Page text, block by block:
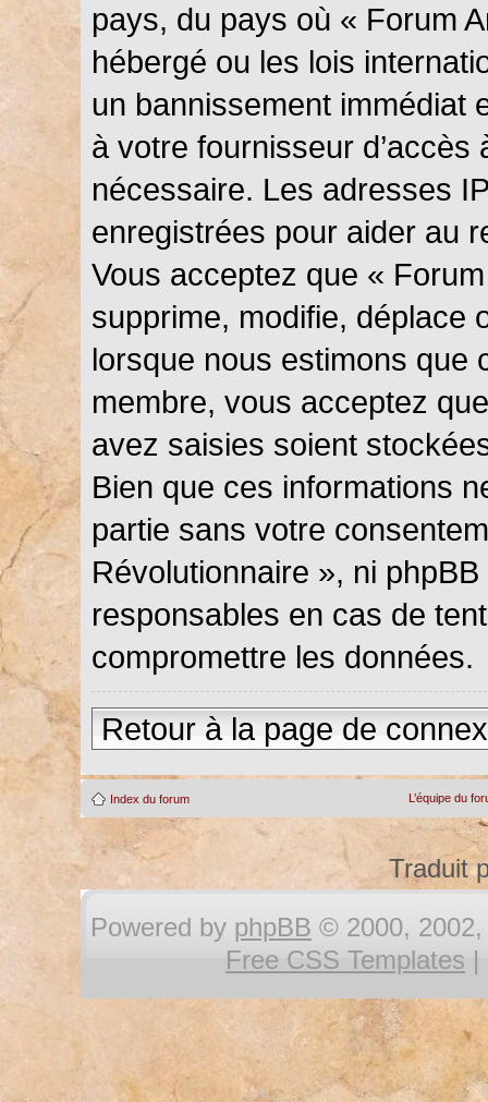
pays, du pays où « Forum
hébergé ou les lois
un bannissement immédiat
à votre fournisseur
nécessaire. Les adresses
enregistrées pour aider au
Vous acceptez que «
supprime, modifie, déplace
lorsque nous estimons que
membre, vous acceptez
avez saisies soient
Bien que ces informations
partie sans votre
Révolutionnaire », ni
responsables en cas de
compromettre les données.
Retour à la page de
Index du forum L’équipe du
Traduit
Powered by phpBB © 2000, 2002,
Free CSS Templates |